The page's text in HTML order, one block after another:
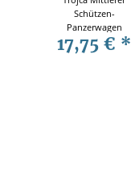
Schützen-
Panzerwagen
Sd.Kfz. 251-
M.SPW
17,75 € *